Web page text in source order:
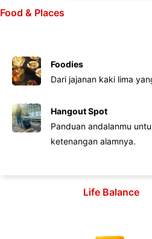
Food & Places
Foodies
Dari jajanan kaki lima
Hangout Spot
Panduan andalanmu
ketenangan alamnya.
Life Balance